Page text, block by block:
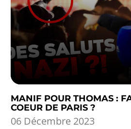
MANIF POUR THOMAS :
COEUR DE PARIS ?
06 Décembre 2023